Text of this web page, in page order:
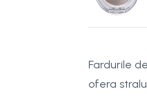
Fardurile
ofera